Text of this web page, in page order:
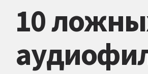
10